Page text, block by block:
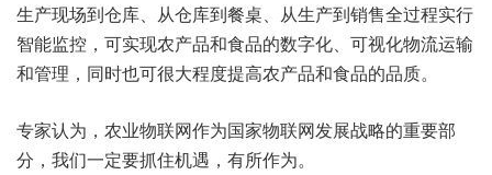
生产现场到仓库、从仓库到餐桌、从生产到销售全过程实行
智能监控，可实现农产品和食品的数字化、可视化物流运输
和管理，同时也可很大程度提高农产品和食品的品质。
专家认为，农业物联网作为国家物联网发展战略的重要部
分，我们一定要抓住机遇，有所作为。